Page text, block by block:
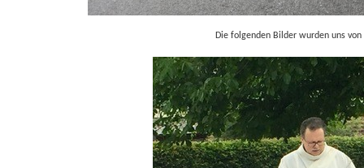
Die folgenden Bilder wurden uns